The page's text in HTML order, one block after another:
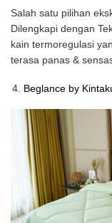
Salah satu pilihan
Dilengkapi dengan
kain termoregulasi
terasa panas &
Beglance by